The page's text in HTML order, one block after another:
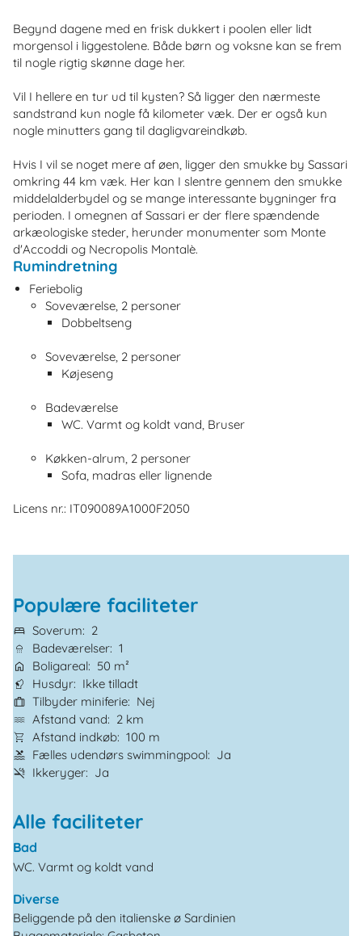
Begynd dagene med en frisk dukkert i poolen eller lidt
morgensol i liggestolene. Både børn og voksne kan se frem
til nogle rigtig skønne dage her.
Vil I hellere en tur ud til kysten? Så ligger den nærmeste
sandstrand kun nogle få kilometer væk. Der er også kun
nogle minutters gang til dagligvareindkøb.
Hvis I vil se noget mere af øen, ligger den smukke by Sassari
omkring 44 km væk. Her kan I slentre gennem den smukke
middelalderbydel og se mange interessante bygninger fra
perioden. I omegnen af Sassari er der flere spændende
arkæologiske steder, herunder monumenter som Monte
d'Accoddi og Necropolis Montalè.
Rumindretning
Feriebolig
Soveværelse, 2 personer
Dobbeltseng
Soveværelse, 2 personer
Køjeseng
Badeværelse
WC. Varmt og koldt vand, Bruser
Køkken-alrum, 2 personer
Sofa, madras eller lignende
Licens nr.: IT090089A1000F2050
Populære faciliteter
Soverum
2
Badeværelser 1
Boligareal
50 m²
Husdyr
Ikke tilladt
Tilbyder miniferie
Nej
Afstand vand
2 km
Afstand indkøb 100 m
Fælles udendørs swimmingpool
Ja
Ikkeryger
Ja
Alle faciliteter
Bad
WC. Varmt og koldt vand
Diverse
Beliggende på den italienske ø Sardinien